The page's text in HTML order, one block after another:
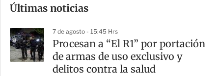
m
a
r
t
Últimas noticias
7 de agosto - 15:45 Hrs
Procesan a “El R1” por portación
de armas de uso exclusivo y
delitos contra la salud